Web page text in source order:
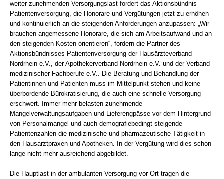
weiter zunehmenden Versorgungslast fordert das Aktionsbündnis
Patientenversorgung, die Honorare und Vergütungen jetzt zu erhöhen
und kontinuierlich an die steigenden Anforderungen anzupassen: „Wir
brauchen angemessene Honorare, die sich am Arbeitsaufwand und an
den steigenden Kosten orientieren“, fordern die Partner des
Aktionsbündnisses Patientenversorgung der Hausärzteverband
Nordrhein e.V., der Apothekerverband Nordrhein e.V. und der Verband
medizinischer Fachberufe e.V.. Die Beratung und Behandlung der
Patientinnen und Patienten muss im Mittelpunkt stehen und keine
überbordende Bürokratisierung, die auch eine schnelle Versorgung
erschwert. Immer mehr belasten zunehmende
Mangelverwaltungsaufgaben und Lieferengpässe vor dem Hintergrund
von Personalmangel und auch demografiebedingt steigende
Patientenzahlen die medizinische und pharmazeutische Tätigkeit in
den Hausarztpraxen und Apotheken. In der Vergütung wird dies schon
lange nicht mehr ausreichend abgebildet.
Die Hauptlast in der ambulanten Versorgung vor Ort tragen die